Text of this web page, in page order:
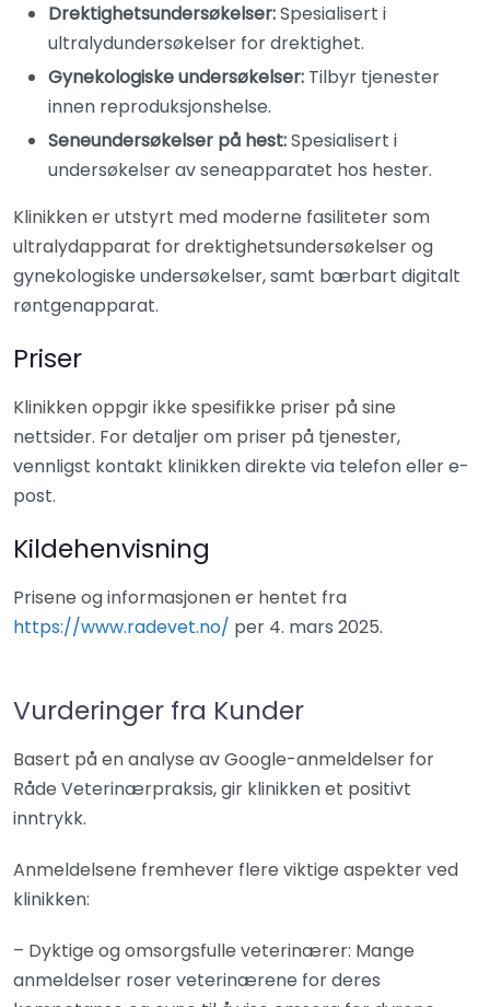
Drektighetsundersøkelser:Spesialisert i
ultralydundersøkelser for drektighet.
Gynekologiske undersøkelser: Tilbyr tjenester
innen reproduksjonshelse.
Seneundersøkelser på hest:Spesialisert i
undersøkelser av seneapparatet hos hester.
Klinikken er utstyrt med moderne fasiliteter som
ultralydapparat for drektighetsundersøkelser og
gynekologiske undersøkelser, samt bærbart digitalt
røntgenapparat.
Priser
Klinikken oppgir ikke spesifikke priser på sine
nettsider. For detaljer om priser på tjenester,
vennligst kontakt klinikken direkte via telefon eller e-
post.
Kildehenvisning
Prisene og informasjonen er hentet fra
https://www.radevet.no/ per 4. mars 2025.
Vurderinger fra Kunder
Basert på en analyse av Google-anmeldelser for
Råde Veterinærpraksis, gir klinikken et positivt
inntrykk.
Anmeldelsene fremhever flere viktige aspekter ved
klinikken:
– Dyktige og omsorgsfulle veterinærer: Mange
anmeldelser roser veterinærene for deres